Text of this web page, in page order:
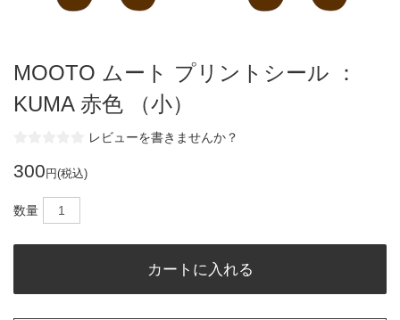
MOOTO ムート プリントシール ：
KUMA 赤色 （小）
レビューを書きませんか？
300 円(税込)
数量